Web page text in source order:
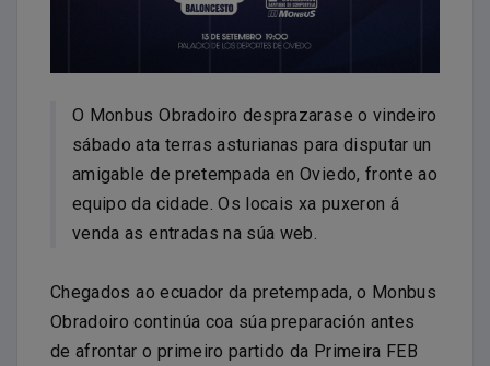
O Monbus Obradoiro desprazarase o vindeiro
sábado ata terras asturianas para disputar un
amigable de pretempada en Oviedo, fronte ao
equipo da cidade. Os locais xa puxeron á
venda as entradas na súa web.
Chegados ao ecuador da pretempada, o Monbus
Obradoiro continúa coa súa preparación antes
de afrontar o primeiro partido da Primeira FEB